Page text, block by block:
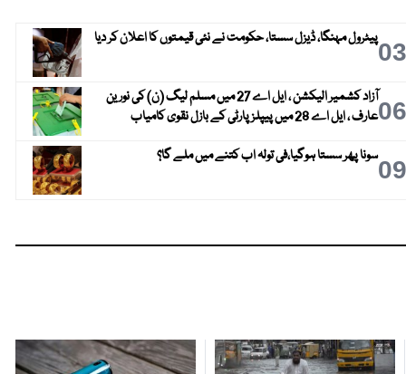
03پیٹرول مہنگا، ڈیزل سستا، حکومت نے نئی قیمتوں کا اعلان کر دیا
06
آزاد کشمیر الیکشن ، ایل اے 27 میں مسلم لیگ (ن) کی نورین
عارف ، ایل اے 28 میں پیپلز پارٹی کے بازل نقوی کامیاب
09سونا پھر سستا ہوگیا،فی تولہ اب کتنے میں ملے گا؟